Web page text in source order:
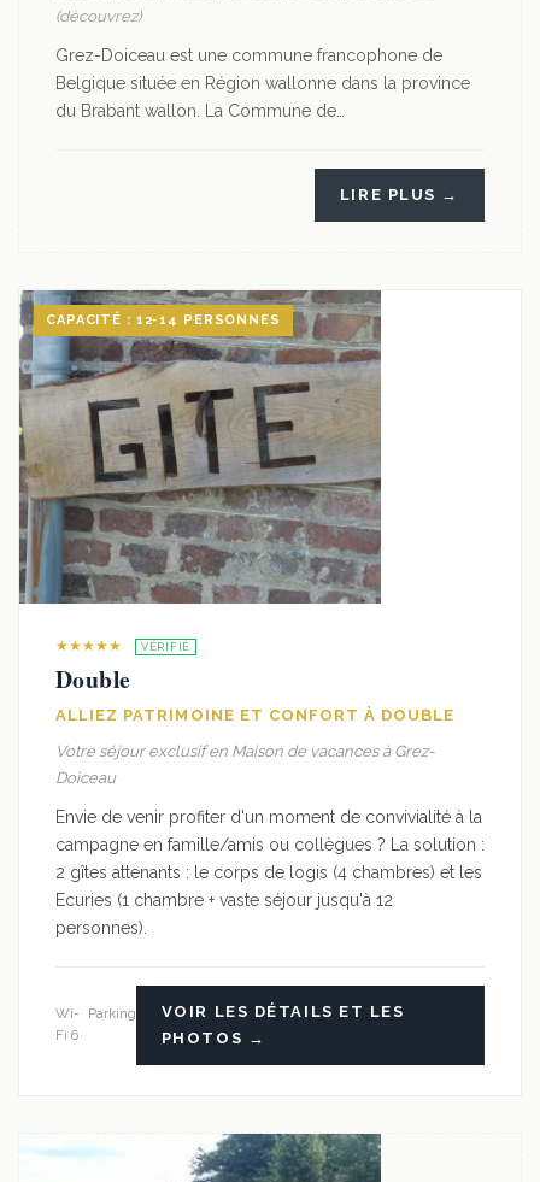
(découvrez)
Grez-Doiceau est une commune francophone de
Belgique située en Région wallonne dans la province
du Brabant wallon. La Commune de…
LIRE PLUS →
CAPACITÉ : 12-14 PERSONNES
★★★★★ VÉRIFIÉ
Double
ALLIEZ PATRIMOINE ET CONFORT À DOUBLE
Votre séjour exclusif en Maison de vacances à Grez-
Doiceau
Envie de venir profiter d'un moment de convivialité à la
campagne en famille/amis ou collègues ? La solution :
2 gîtes attenants : le corps de logis (4 chambres) et les
Ecuries (1 chambre + vaste séjour jusqu'à 12
personnes).
Wi-
Fi 6
Parking
VOIR LES DÉTAILS ET LES
PHOTOS →